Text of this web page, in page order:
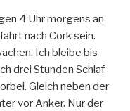
4 Uhr morgens an
nach Cork sein.
Ich bleibe bis
drei Stunden Schlaf
Gleich neben der
vor Anker. Nur der